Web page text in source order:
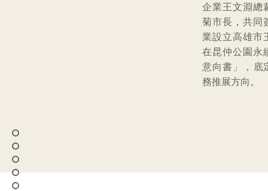
企業王文淵總
菊市長，共同​
業設立高雄市
在昆仲公園永
意向書」，​底
務推展方向。